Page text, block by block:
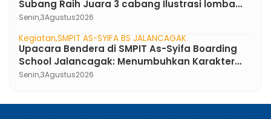
Subang Raih Juara 3 cabang Ilustrasi lomba
FLS3N Jawa Barat 2026”
Senin,3Agustus2026
Kegiatan SMPIT AS-SYIFA BS JALANCAGAK
Upacara Bendera di SMPIT As-Syifa Boarding
School Jalancagak: Menumbuhkan Karakter
Pemimpin Berakhlak Mulia
Senin,3Agustus2026